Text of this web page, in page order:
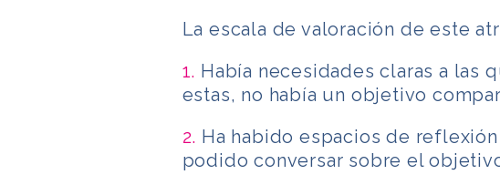
La escala de valoración de este
1. Había necesidades claras a las
estas, no había un objetivo
2. Ha habido espacios de
podido conversar sobre el